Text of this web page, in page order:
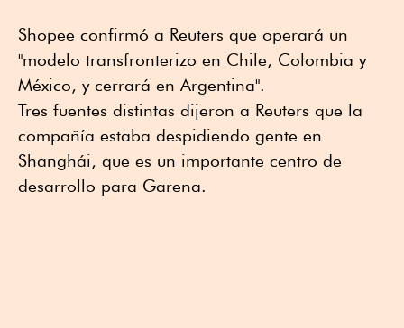
Shopee confirmó a Reuters que operará un
"modelo transfronterizo en Chile, Colombia y
México, y cerrará en Argentina".
Tres fuentes distintas dijeron a Reuters que la
compañía estaba despidiendo gente en
Shanghái, que es un importante centro de
desarrollo para Garena.